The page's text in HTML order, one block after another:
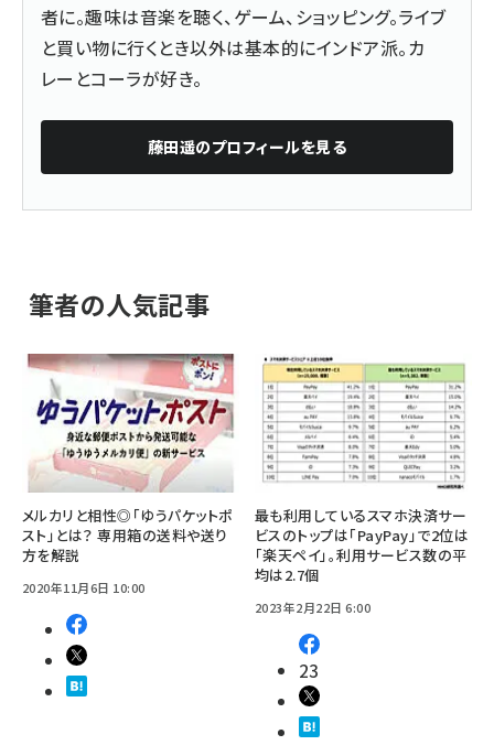
者に。趣味は音楽を聴く、ゲーム、ショッピング。ライブ
と買い物に行くとき以外は基本的にインドア派。カ
レーとコーラが好き。
藤田遥のプロフィールを見る
筆者の人気記事
メルカリと相性◎「ゆうパケットポ
スト」とは？ 専用箱の送料や送り
方を解説
2020年11月6日 10:00
最も利用しているスマホ決済サー
ビスのトップは「PayPay」で2位は
「楽天ペイ」。利用サービス数の平
均は2.7個
2023年2月22日 6:00
23